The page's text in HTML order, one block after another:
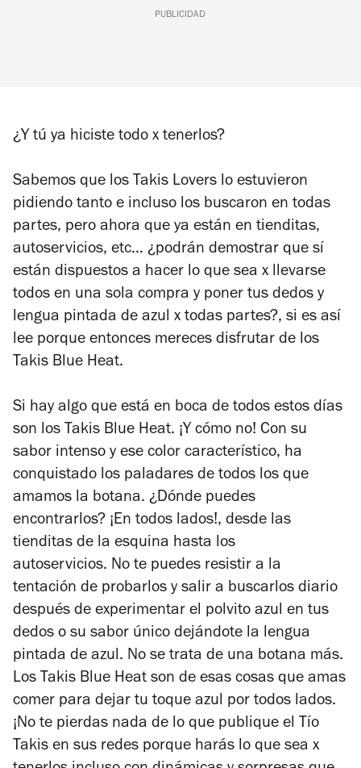
PUBLICIDAD
¿Y tú ya hiciste todo x tenerlos?
Sabemos que los Takis Lovers lo estuvieron
pidiendo tanto e incluso los buscaron en todas
partes, pero ahora que ya están en tienditas,
autoservicios, etc… ¿podrán demostrar que sí
están dispuestos a hacer lo que sea x llevarse
todos en una sola compra yponer tus dedos y
lengua pintada de azul x todas partes?, si es así
lee porque entonces mereces disfrutar de los
Takis Blue Heat.
Si hay algo que está en boca de todos estos días
son los Takis Blue Heat. ¡Y cómo no! Con su
sabor intenso y ese color característico, ha
conquistado los paladares de todos los que
amamos la botana. ¿Dónde puedes
encontrarlos? ¡En todos lados!, desde las
tienditas de la esquina hasta los
autoservicios. No te puedes resistir a la
tentación de probarlos y salir a buscarlos diario
después de experimentar el polvito azul en tus
dedos o su sabor único dejándote la lengua
pintada de azul. No se trata de una botana más.
Los Takis Blue Heat son de esas cosas que amas
comer para dejar tu toque azul por todos lados.
¡No te pierdas nada de lo que publique el Tío
Takis en sus redes porque harás lo que sea x